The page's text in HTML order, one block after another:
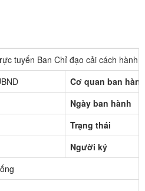
tuyến Ban Chỉ đạo cải cách
Cơ quan ban hành
Ngày ban hành
Trạng thái
Người ký